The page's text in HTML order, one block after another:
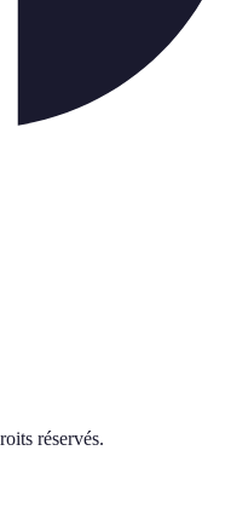
réservés.